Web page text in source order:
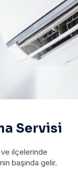
Servisi
ilçelerinde
başında gelir.